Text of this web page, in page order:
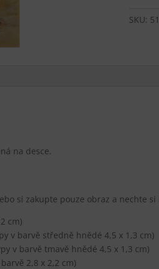
SKU:
na desce.
si zakupte pouze obraz a nechte
cm)
v barvě středně hnědé 4,5 x 1,3 cm)
v barvě tmavě hnědé 4,5 x 1,3 cm)
2,8 x 2,2 cm)